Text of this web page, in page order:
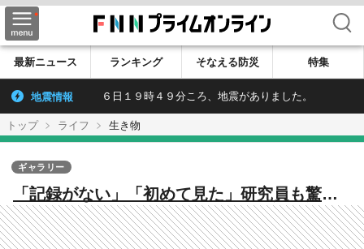
検索
最新ニュース ランキング そなえる防災 特集
地震情報 ６日１９時４９分ころ、地震がありました。
トップ ライフ 生き物
「記録がない」「初めて見た」研究員も驚く
海の異変 南三陸で潜水調査 イセエビだけじゃ
ない生き物の変化【宮城発】
ギャラリー